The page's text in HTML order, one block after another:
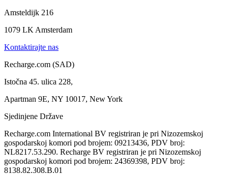
Amsteldijk 216
1079 LK Amsterdam
Kontaktirajte nas
Recharge.com (SAD)
Istočna 45. ulica 228,
Apartman 9E, NY 10017, New York
Sjedinjene Države
Recharge.com International BV registriran je pri Nizozemskoj
gospodarskoj komori pod brojem: 09213436, PDV broj:
NL8217.53.290. Recharge BV registriran je pri Nizozemskoj
gospodarskoj komori pod brojem: 24369398, PDV broj:
8138.82.308.B.01